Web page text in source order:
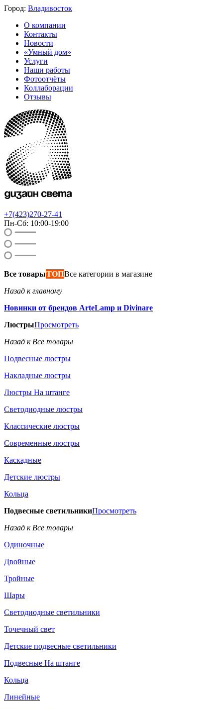
Город: Владивосток
О компании
Контакты
Новости
«Умный дом»
Услуги
Наши работы
Фотоотчёты
Коллаборации
Отзывы
+7(423)270-27-41
Пн-Сб: 10:00-19:00
Все товарыТОПВсе категории в магазине
Назад к главному
Новинки от брендов ArteLamp и Divinare
ЛюстрыПросмотреть
Назад к Все товары
Подвесные люстры
Накладные люстры
Люстры На штанге
Светодиодные люстры
Классические люстры
Современные люстры
Каскадные
Детские люстры
Кольца
Подвесные светильникиПросмотреть
Назад к Все товары
Одиночные
Двойные
Тройные
Шары
Светодиодные светильники
Точечный свет
Детские подвесные светильники
Подвесные На штанге
Кольца
Линейные